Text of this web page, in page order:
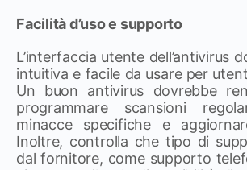
Facilità d’uso e supporto
L’interfaccia utente dell’antivirus
intuitiva e facile da usare per
Un buon antivirus dovrebbe
programmare scansioni
minacce specifiche e
Inoltre, controlla che tipo di
dal fornitore, come supporto